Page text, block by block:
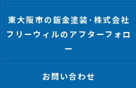
東大阪市の鈑金塗装･株式会社
フリーウィルのアフターフォロ
ー
お問い合わせ